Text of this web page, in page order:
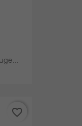
favorite_border